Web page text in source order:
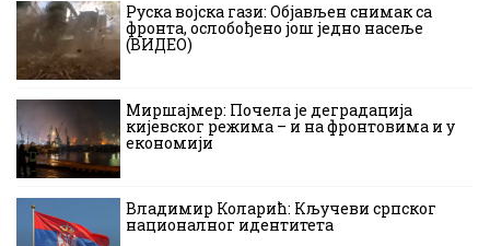
Руска војска гази: Објављен снимак са
фронта, ослобођено још једно насеље
(ВИДЕО)
Миршајмер: Почела је деградација
кијевског режима – и на фронтовима и у
економији
Владимир Коларић: Кључеви српског
националног идентитета